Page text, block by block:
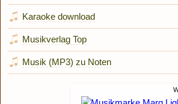
Karaoke download
Musikverlag Top
Musik (MP3) zu Noten